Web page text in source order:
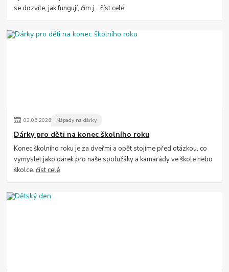
se dozvíte, jak fungují, čím j...číst celé
03.05.2026 Nápady na dárky
Dárky pro děti na konec školního roku
Konec školního roku je za dveřmi a opět stojíme před otázkou, co
vymyslet jako dárek pro naše spolužáky a kamarády ve škole nebo
školce.číst celé